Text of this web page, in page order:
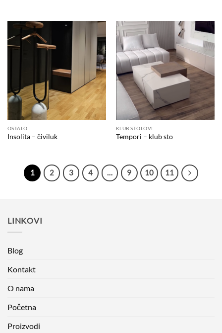
OSTALO
Insolita – čiviluk
KLUB STOLOVI
Tempori – klub sto
1 2 3 4 … 9 10 11
LINKOVI
Blog
Kontakt
O nama
Početna
Proizvodi